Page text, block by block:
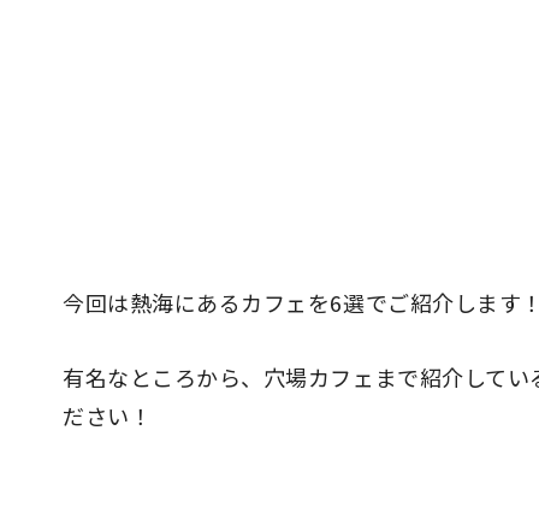
今回は熱海にあるカフェを6選でご紹介します
有名なところから、穴場カフェまで紹介して
ださい！